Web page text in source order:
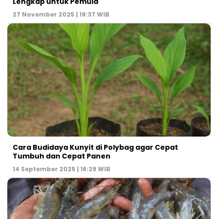
27 November 2025 | 19:37 WIB
Cara Budidaya Kunyit di Polybag agar Cepat
Tumbuh dan Cepat Panen
14 September 2025 | 16:29 WIB